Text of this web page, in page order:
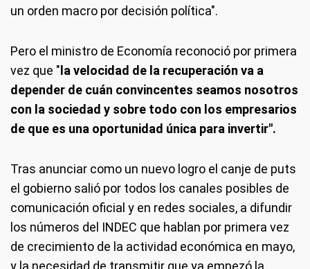
un orden macro por decisión política".
Pero el ministro de Economía reconoció por primera
vez que " la velocidad de la recuperación va a
depender de cuán convincentes seamos nosotros
con la sociedad y sobre todo con los empresarios
de que es una oportunidad única para invertir".
Tras anunciar como un nuevo logro el canje de puts
el gobierno salió por todos los canales posibles de
comunicación oficial y en redes sociales, a difundir
los números del INDEC que hablan por primera vez
de crecimiento de la actividad económica en mayo,
y la necesidad de transmitir que ya empezó la